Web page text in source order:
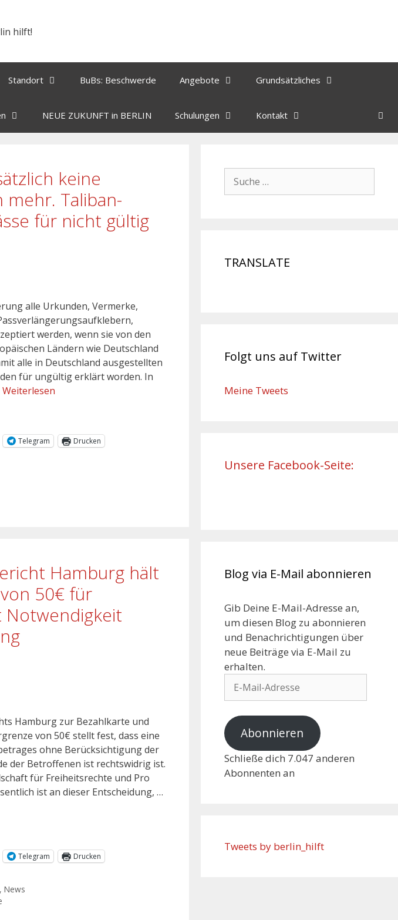
Standort BuBs: Beschwerde Angebote Grundsätzliches
NEUE ZUKUNFT in BERLIN Schulungen Kontakt
keine
mehr. Taliban-
für nicht gültig
alle Urkunden, Vermerke,
werden, wenn sie von den
Ländern wie Deutschland
alle in Deutschland ausgestellten
für ungültig erklärt worden. In
Weiterlesen
Telegram Drucken
Hamburg hält
50€ für
Notwendigkeit
Hamburg zur Bezahlkarte und
von 50€ stellt fest, dass eine
ohne Berücksichtigung der
der Betroffenen ist rechtswidrig ist.
für Freiheitsrechte und Pro
ist an dieser Entscheidung, …
Telegram Drucken
,News
TRANSLATE
Folgt uns auf Twitter
Meine Tweets
Unsere Facebook-Seite:
Blog via E-Mail abonnieren
Gib Deine E-Mail-Adresse an,
um diesen Blog zu abonnieren
und Benachrichtigungen über
neue Beiträge via E-Mail zu
erhalten.
Abonnieren
Schließe dich 7.047 anderen
Abonnenten an
Tweets by berlin_hilft